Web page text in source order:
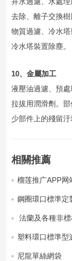
去除、離子交換
物質過濾、冷水
冷水塔裝置除塵。
10、金屬加工
液壓油過濾、預
拉拔用潤滑劑。
少部件上的殘留汙
相關推薦
榴莲推广APP网
鋼圈環口標準定
法蘭及各種非
塑料環口標準型
尼龍單絲網袋